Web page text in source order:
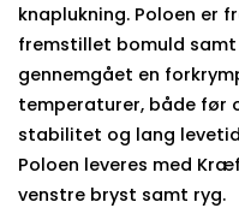
knaplukning. Poloen er
fremstillet bomuld
gennemgået en
temperaturer, både før
stabilitet og lang
Poloen leveres med
venstre bryst samt ryg.